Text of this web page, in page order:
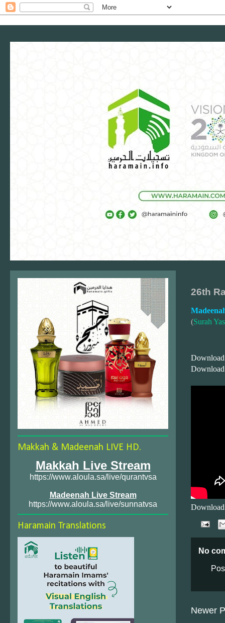
26th
(Surah
No
Newer
Makkah & Madeenah LIVE HD.
Makkah Live Stream
https://www.aloula.sa/live/qurantvsa
Madeenah Live Stream
https://www.aloula.sa/live/sunnatvsa
Haramain Translations